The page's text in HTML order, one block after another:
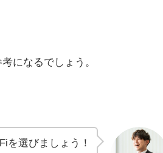
になるでしょう。
を選びましょう！